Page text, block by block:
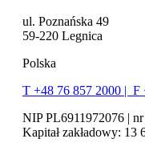
ul. Poznańska 49
59-220 Legnica
Polska
T +48 76 857 2000 | F
NIP PL6911972076 |
Kapitał zakładowy: 13